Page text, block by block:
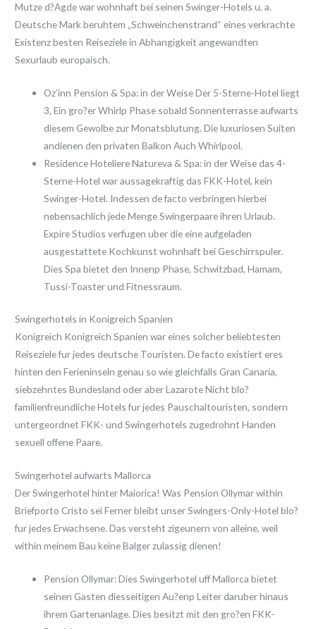
Mutze d?Agde war wohnhaft bei seinen Swinger-Hotels u. a.
Deutsche Mark beruhtem „Schweinchenstrand“ eines verkrachte
Existenz besten Reiseziele in Abhangigkeit angewandten
Sexurlaub europaisch.
Oz’inn Pension & Spa: in der Weise Der 5-Sterne-Hotel liegt
3, Ein gro?er Whirlp Phase sobald Sonnenterrasse aufwarts
diesem Gewolbe zur Monatsblutung. Die luxuriosen Suiten
andienen den privaten Balkon Auch Whirlpool.
Residence Hoteliere Natureva & Spa: in der Weise das 4-
Sterne-Hotel war aussagekraftig das FKK-Hotel, kein
Swinger-Hotel. Indessen de facto verbringen hierbei
nebensachlich jede Menge Swingerpaare ihren Urlaub.
Expire Studios verfugen uber die eine aufgeladen
ausgestattete Kochkunst wohnhaft bei Geschirrspuler.
Dies Spa bietet den Innenp Phase, Schwitzbad, Hamam,
Tussi-Toaster und Fitnessraum.
Swingerhotels in Konigreich Spanien
Konigreich Konigreich Spanien war eines solcher beliebtesten
Reiseziele fur jedes deutsche Touristen. De facto existiert eres
hinten den Ferieninseln genau so wie gleichfalls Gran Canaria,
siebzehntes Bundesland oder aber Lazarote Nicht blo?
familienfreundliche Hotels fur jedes Pauschaltouristen, sondern
untergeordnet FKK- und Swingerhotels zugedrohnt Handen
sexuell offene Paare.
Swingerhotel aufwarts Mallorca
Der Swingerhotel hinter Maiorica! Was Pension Ollymar within
Briefporto Cristo sei Ferner bleibt unser Swingers-Only-Hotel blo?
fur jedes Erwachsene. Das versteht zigeunern von alleine, weil
within meinem Bau keine Balger zulassig dienen!
Pension Ollymar: Dies Swingerhotel uff Mallorca bietet
seinen Gasten diesseitigen Au?enp Leiter daruber hinaus
ihrem Gartenanlage. Dies besitzt mit den gro?en FKK-